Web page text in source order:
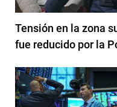
Tensión en la zona
fue reducido por la